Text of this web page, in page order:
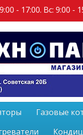
- 17:00. Вс: 9:00 -
Газовые